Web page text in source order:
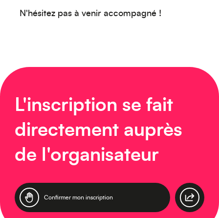
N'hésitez pas à venir accompagné !
L'inscription se fait
directement auprès
de l'organisateur
Confirmer mon inscription
Asie
Caraïbes
Europe